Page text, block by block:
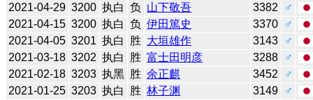
2021-04-29 3200 执白 负 山下敬吾 3382
♂
2021-04-15 3200 执白 负 伊田篤史 3370
♂
2021-04-05 3201 执白 胜 大垣雄作 3143
♂
2021-03-18 3202 执白 胜 富士田明彦 3288
♂
2021-02-18 3203 执黑 胜 余正麒 3452
♂
2021-01-25 3203 执白 胜 林子渊 3149
♂